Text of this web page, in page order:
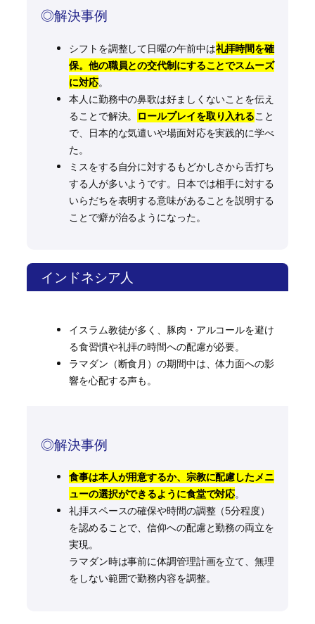
◎解決事例
シフトを調整して日曜の午前中は礼拝時間を確
保。他の職員との交代制にすることでスムーズ
に対応。
本人に勤務中の鼻歌は好ましくないことを伝え
ることで解決。 ロールプレイを取り入れること
で、日本的な気遣いや場面対応を実践的に学べ
た。
ミスをする自分に対するもどかしさから舌打ち
する人が多いようです。日本では相手に対する
いらだちを表明する意味があることを説明する
ことで癖が治るようになった。
インドネシア人
イスラム教徒が多く、豚肉・アルコールを避け
る食習慣や礼拝の時間への配慮が必要。
ラマダン（断食月）の期間中は、体力面への影
響を心配する声も。
◎解決事例
食事は本人が用意するか、宗教に配慮したメニ
ューの選択ができるように食堂で対応。
礼拝スペースの確保や時間の調整（5分程度）
を認めることで、信仰への配慮と勤務の両立を
実現。
ラマダン時は事前に体調管理計画を立て、無理
をしない範囲で勤務内容を調整。